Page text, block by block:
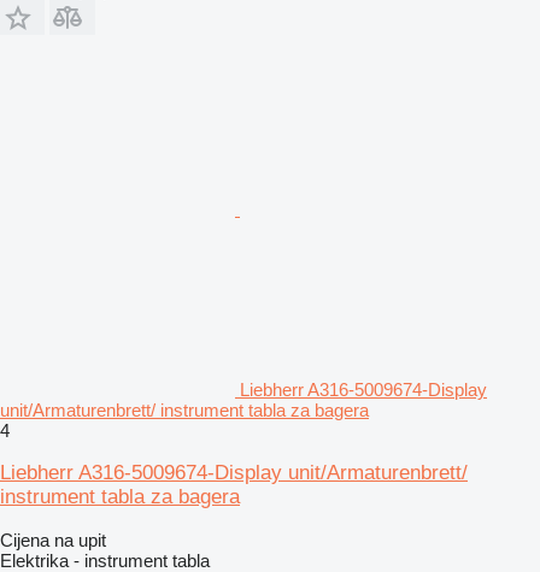
Liebherr A316-5009674-Display
unit/Armaturenbrett/ instrument tabla za bagera
4
Liebherr A316-5009674-Display unit/Armaturenbrett/
instrument tabla za bagera
Cijena na upit
Elektrika - instrument tabla